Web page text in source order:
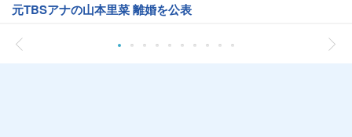
元TBSアナの山本里菜 離婚を公表